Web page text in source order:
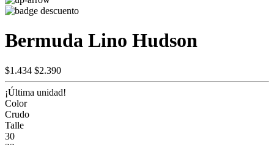
Bermuda Lino Hudson
$1.434 $2.390
¡Última unidad!
Color
Crudo
Talle
30